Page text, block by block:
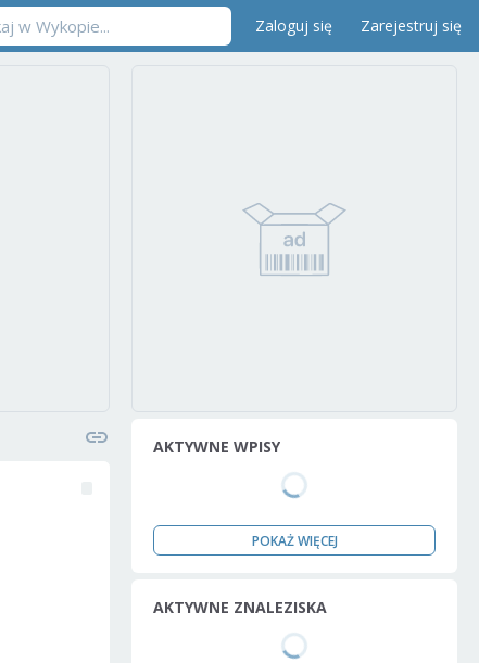
Zaloguj się Zarejestruj się
AKTYWNE WPISY
POKAŻ WIĘCEJ
AKTYWNE ZNALEZISKA